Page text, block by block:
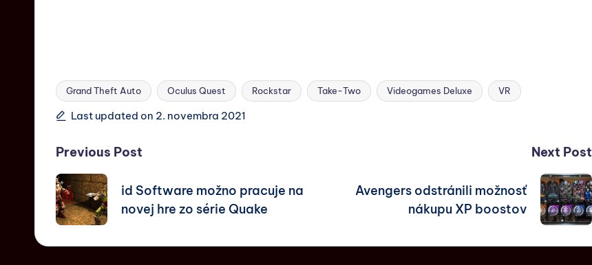
Grand Theft Auto Oculus Quest Rockstar Take-Two Videogames Deluxe VR
Last updated on 2. novembra 2021
Previous Post
id Software možno pracuje na
novej hre zo série Quake
Next Post
Avengers odstránili možnosť
nákupu XP boostov